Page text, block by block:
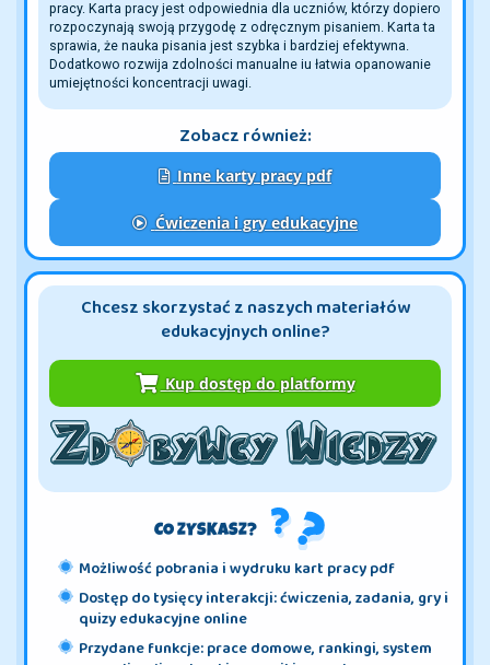
pracy. Karta pracy jest odpowiednia dla uczniów, którzy dopiero
rozpoczynają swoją przygodę z odręcznym pisaniem. Karta ta
sprawia, że nauka pisania jest szybka i bardziej efektywna.
Dodatkowo rozwija zdolności manualne iu łatwia opanowanie
umiejętności koncentracji uwagi.
Zobacz również:
Inne karty pracy pdf
Ćwiczenia i gry edukacyjne
Chcesz skorzystać z naszych materiałów
edukacyjnych online?
Kup dostęp do platformy
CO ZYSKASZ?
Możliwość pobrania i wydruku kart pracy pdf
Dostęp do tysięcy interakcji: ćwiczenia, zadania, gry i
quizy edukacyjne online
Przydane funkcje: prace domowe, rankingi, system